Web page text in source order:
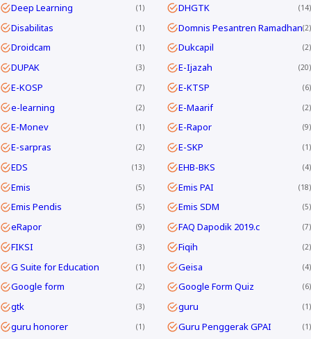
Deep Learning 1 DHGTK 14
Disabilitas 1 Domnis Pesantren Ramadhan 2
Droidcam 1 Dukcapil 2
DUPAK 3 E-Ijazah 20
E-KOSP 7 E-KTSP 6
e-learning 2 E-Maarif 2
E-Monev 1 E-Rapor 9
E-sarpras 2 E-SKP 1
EDS 13 EHB-BKS 4
Emis 5 Emis PAI 18
Emis Pendis 5 Emis SDM 5
eRapor 9 FAQ Dapodik 2019.c 7
FIKSI 3 Fiqih 2
G Suite for Education 1 Geisa 4
Google form 2 Google Form Quiz 6
gtk 3 guru 1
guru honorer 1 Guru Penggerak GPAI 1